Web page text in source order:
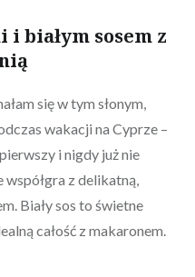
białym sosem z
się w tym słonym,
wakacji na Cyprze –
i nigdy już nie
współgra z delikatną,
Biały sos to świetne
całość z makaronem.